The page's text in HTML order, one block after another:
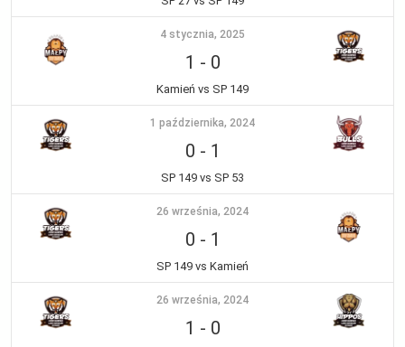
4 stycznia, 2025
1 - 0
Kamień vs SP 149
1 października, 2024
0 - 1
SP 149 vs SP 53
26 września, 2024
0 - 1
SP 149 vs Kamień
26 września, 2024
1 - 0